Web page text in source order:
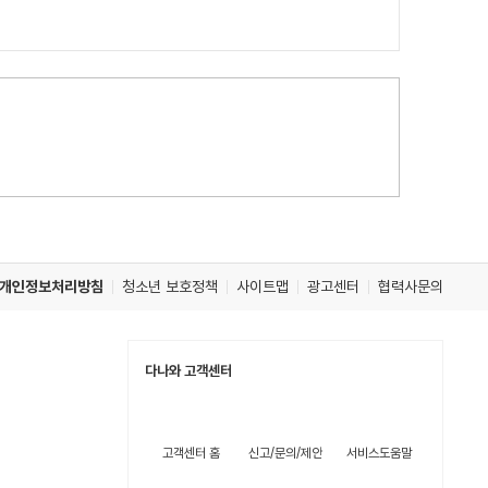
개인정보처리방침 청소년 보호정책 사이트맵 광고센터 협력사문의
다나와 고객센터
고객센터 홈 신고/문의/제안 서비스도움말